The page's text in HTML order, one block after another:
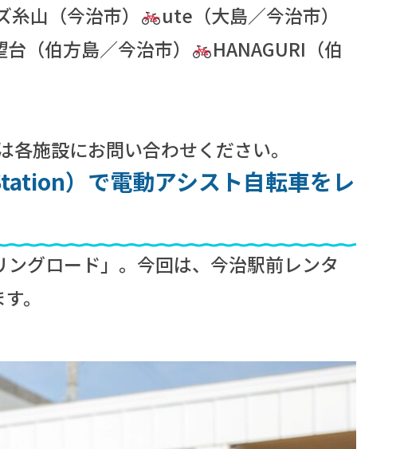
糸山（今治市）
ute（大島／今治市）
（伯方島／今治市）
HANAGURI（伯
施設にお問い合わせください。
）で電動アシスト自転車をレ
グロード」。今回は、今治駅前レンタ
。